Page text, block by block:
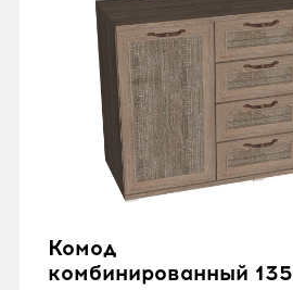
Комод
комбинированный 135